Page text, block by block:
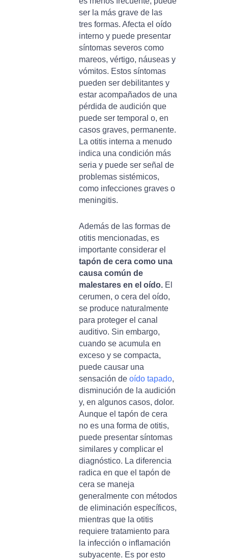
ser la más grave de las
tres formas. Afecta el oído
interno y puede presentar
síntomas severos como
mareos, vértigo, náuseas y
vómitos. Estos síntomas
pueden ser debilitantes y
estar acompañados de una
pérdida de audición que
puede ser temporal o, en
casos graves, permanente.
La otitis interna a menudo
indica una condición más
seria y puede ser señal de
problemas sistémicos,
como infecciones graves o
meningitis.
Además de las formas de
otitis mencionadas, es
importante considerar el
tapón de cera como una
causa común de
malestares en el oído. El
cerumen, o cera del oído,
se produce naturalmente
para proteger el canal
auditivo. Sin embargo,
cuando se acumula en
exceso y se compacta,
puede causar una
sensación de oído tapado,
disminución de la audición
y, en algunos casos, dolor.
Aunque el tapón de cera
no es una forma de otitis,
puede presentar síntomas
similares y complicar el
diagnóstico. La diferencia
radica en que el tapón de
cera se maneja
generalmente con métodos
de eliminación específicos,
mientras que la otitis
requiere tratamiento para
la infección o inflamación
subyacente. Es por esto